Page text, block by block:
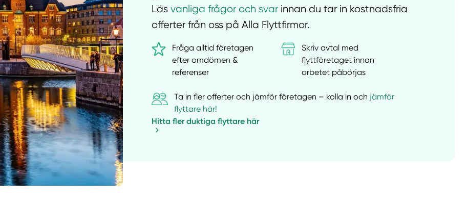
Läs vanliga frågor och svar innan du tar in kostnadsfria
offerter från oss på Alla Flyttfirmor.
Fråga alltid företagen
efter omdömen &
referenser
Skriv avtal med
flyttföretaget innan
arbetet påbörjas
Ta in fler offerter och jämför företagen – kolla in och jämför
flyttare här!
Hitta fler duktiga flyttare här